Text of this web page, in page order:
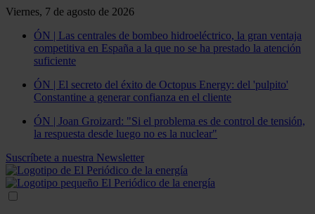
Viernes, 7 de agosto de 2026
ÓN | Las centrales de bombeo hidroeléctrico, la gran ventaja
competitiva en España a la que no se ha prestado la atención
suficiente
ÓN | El secreto del éxito de Octopus Energy: del 'pulpito'
Constantine a generar confianza en el cliente
ÓN | Joan Groizard: "Si el problema es de control de tensión,
la respuesta desde luego no es la nuclear"
Suscríbete a nuestra Newsletter